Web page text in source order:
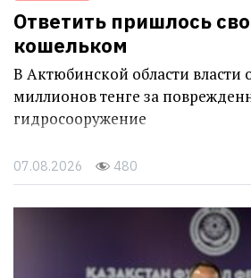
Ответить пришлось
кошельком
В Актюбинской области власти
миллионов тенге за
гидросооружение
07.08.2026 480